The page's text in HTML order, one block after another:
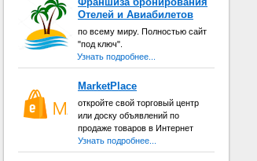
Отелей и Авиабилетов
по всему миру. Полностью сайт
"под ключ".
Узнать подробнее...
MarketPlace
откройте свой торговый центр
или доску объявлений по
продаже товаров в Интернет
Узнать подробнее...